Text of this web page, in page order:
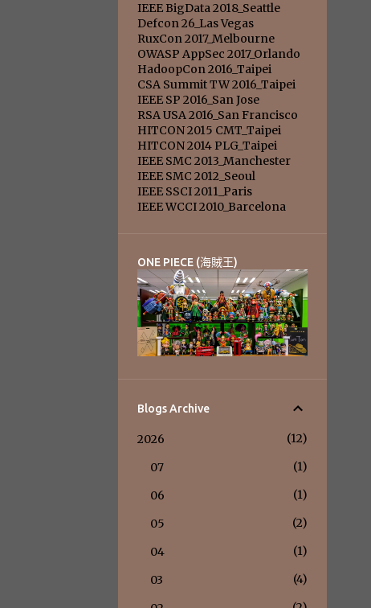
IEEE BigData 2018_Seattle
Defcon 26_Las Vegas
RuxCon 2017_Melbourne
OWASP AppSec 2017_Orlando
HadoopCon 2016_Taipei
CSA Summit TW 2016_Taipei
IEEE SP 2016_San Jose
RSA USA 2016_San Francisco
HITCON 2015 CMT_Taipei
HITCON 2014 PLG_Taipei
IEEE SMC 2013_Manchester
IEEE SMC 2012_Seoul
IEEE SSCI 2011_Paris
IEEE WCCI 2010_Barcelona
ONE PIECE (海賊王)
Blogs Archive
2026
12
07
1
06
1
05
2
04
1
03
4